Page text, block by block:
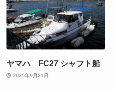
ヤマハ FC27 シャフト船
2025年9月21日